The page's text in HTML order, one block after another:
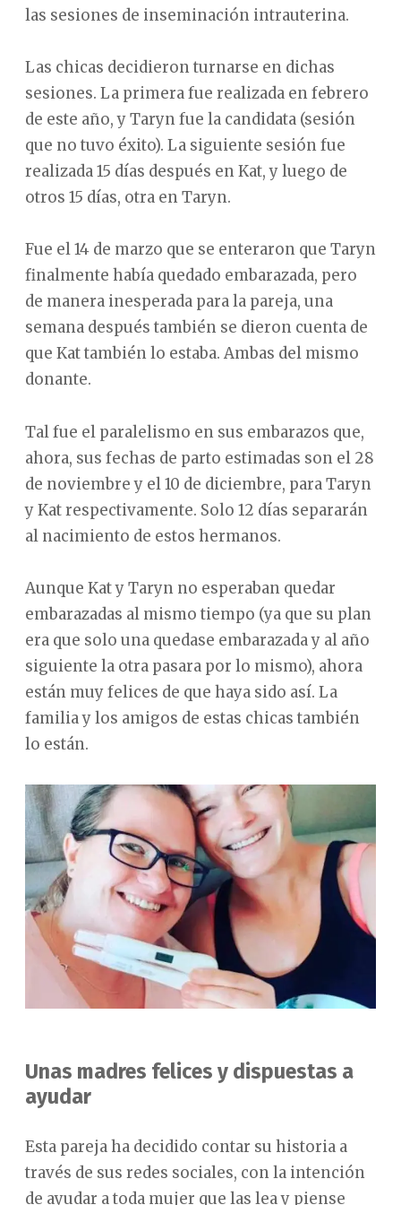
las sesiones de inseminación intrauterina.
Las chicas decidieron turnarse en dichas
sesiones. La primera fue realizada en febrero
de este año, y Taryn fue la candidata (sesión
que no tuvo éxito). La siguiente sesión fue
realizada 15 días después en Kat, y luego de
otros 15 días, otra en Taryn.
Fue el 14 de marzo que se enteraron que Taryn
finalmente había quedado embarazada, pero
de manera inesperada para la pareja, una
semana después también se dieron cuenta de
que Kat también lo estaba. Ambas del mismo
donante.
Tal fue el paralelismo en sus embarazos que,
ahora, sus fechas de parto estimadas son el 28
de noviembre y el 10 de diciembre, para Taryn
y Kat respectivamente. Solo 12 días separarán
al nacimiento de estos hermanos.
Aunque Kat y Taryn no esperaban quedar
embarazadas al mismo tiempo (ya que su plan
era que solo una quedase embarazada y al año
siguiente la otra pasara por lo mismo), ahora
están muy felices de que haya sido así. La
familia y los amigos de estas chicas también
lo están.
Unas madres felices y dispuestas a
ayudar
Esta pareja ha decidido contar su historia a
través de sus redes sociales, con la intención
de ayudar a toda mujer que las lea y piense